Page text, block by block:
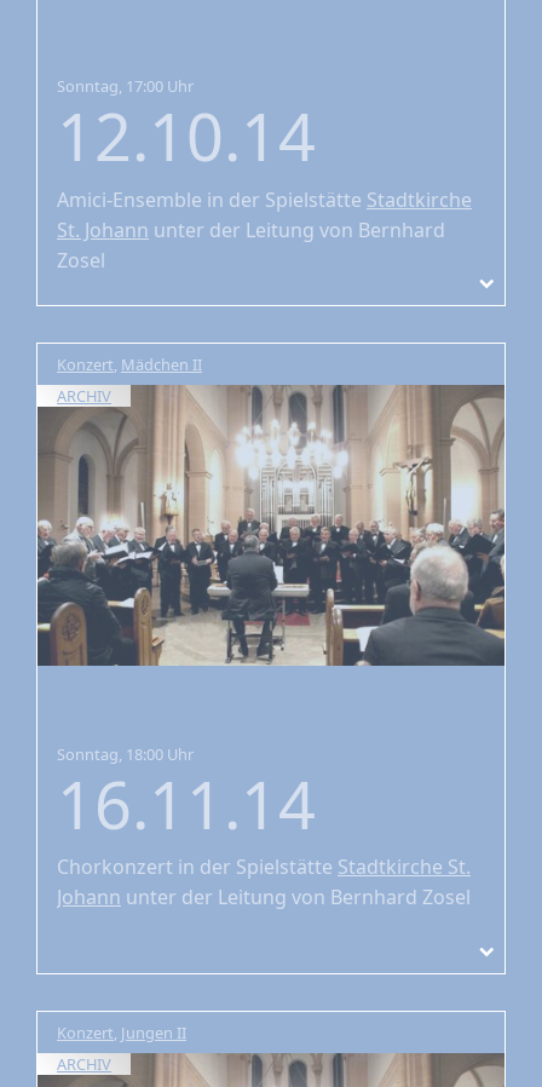
Sonntag, 17:00 Uhr
12.10.14
Amici-Ensemble in der Spielstätte Stadtkirche
St. Johann unter der Leitung von Bernhard
Zosel
Konzert, Mädchen II
ARCHIV
Sonntag, 18:00 Uhr
16.11.14
Chorkonzert in der Spielstätte Stadtkirche St.
Johann unter der Leitung von Bernhard Zosel
Konzert, Jungen II
ARCHIV